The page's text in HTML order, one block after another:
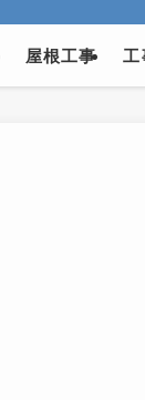
屋根工事 工